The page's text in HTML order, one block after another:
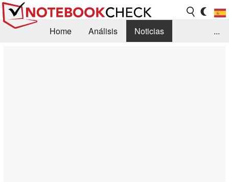
Home Análisis
Noticias
...